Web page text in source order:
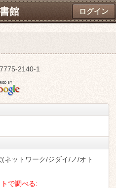
館 ログイン
ネットワーク/ジダイ/ノ/オト
で調べる: